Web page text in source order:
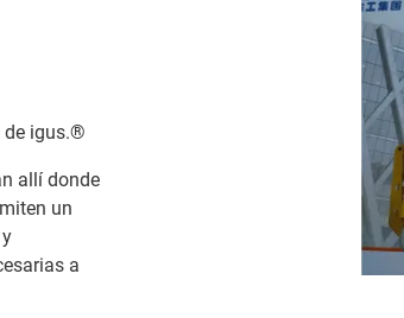
de igus.®
allí donde
un
a